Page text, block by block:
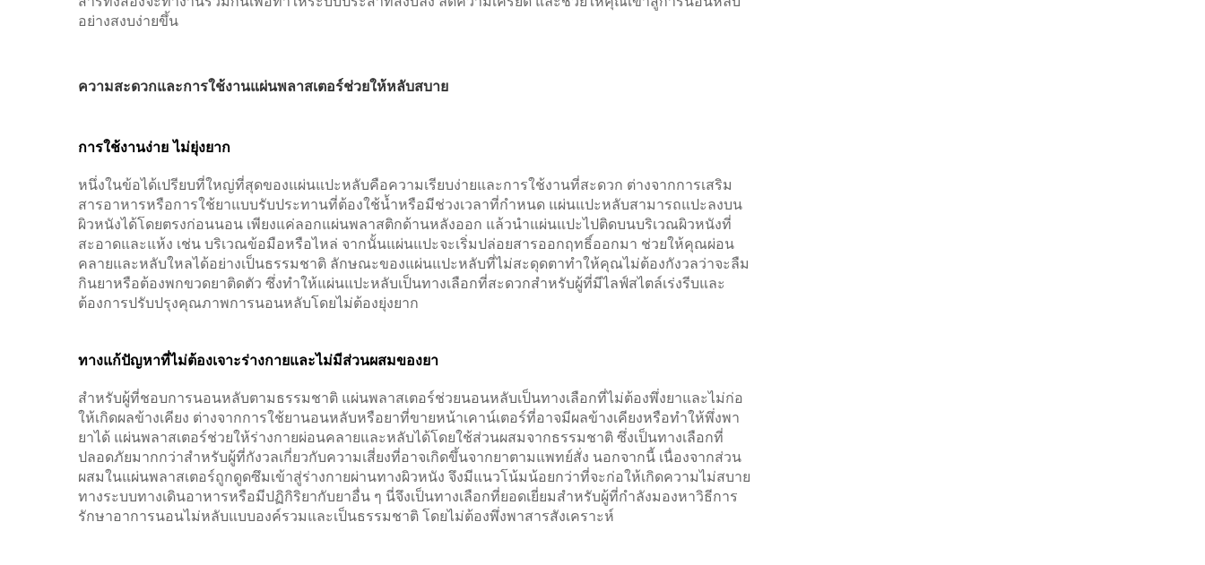
อย่างสงบง่ายขึ้น
ความสะดวกและการใช้งานแผ่นพลาสเตอร์ช่วยให้หลับสบาย
การใช้งานง่าย ไม่ยุ่งยาก
หนึ่งในข้อได้เปรียบที่ใหญ่ที่สุดของแผ่นแปะหลับคือความเรียบง่ายและการใช้งานที่สะดวก ต่างจากการเสริม
สารอาหารหรือการใช้ยาแบบรับประทานที่ต้องใช้น้ำหรือมีช่วงเวลาที่กำหนด แผ่นแปะหลับสามารถแปะลงบน
ผิวหนังได้โดยตรงก่อนนอน เพียงแค่ลอกแผ่นพลาสติกด้านหลังออก แล้วนำแผ่นแปะไปติดบนบริเวณผิวหนังที่
สะอาดและแห้ง เช่น บริเวณข้อมือหรือไหล่ จากนั้นแผ่นแปะจะเริ่มปล่อยสารออกฤทธิ์ออกมา ช่วยให้คุณผ่อน
คลายและหลับใหลได้อย่างเป็นธรรมชาติ ลักษณะของแผ่นแปะหลับที่ไม่สะดุดตาทำให้คุณไม่ต้องกังวลว่าจะลืม
กินยาหรือต้องพกขวดยาติดตัว ซึ่งทำให้แผ่นแปะหลับเป็นทางเลือกที่สะดวกสำหรับผู้ที่มีไลฟ์สไตล์เร่งรีบและ
ต้องการปรับปรุงคุณภาพการนอนหลับโดยไม่ต้องยุ่งยาก
ทางแก้ปัญหาที่ไม่ต้องเจาะร่างกายและไม่มีส่วนผสมของยา
สำหรับผู้ที่ชอบการนอนหลับตามธรรมชาติ แผ่นพลาสเตอร์ช่วยนอนหลับเป็นทางเลือกที่ไม่ต้องพึ่งยาและไม่ก่อ
ให้เกิดผลข้างเคียง ต่างจากการใช้ยานอนหลับหรือยาที่ขายหน้าเคาน์เตอร์ที่อาจมีผลข้างเคียงหรือทำให้พึ่งพา
ยาได้ แผ่นพลาสเตอร์ช่วยให้ร่างกายผ่อนคลายและหลับได้โดยใช้ส่วนผสมจากธรรมชาติ ซึ่งเป็นทางเลือกที่
ปลอดภัยมากกว่าสำหรับผู้ที่กังวลเกี่ยวกับความเสี่ยงที่อาจเกิดขึ้นจากยาตามแพทย์สั่ง นอกจากนี้ เนื่องจากส่วน
ผสมในแผ่นพลาสเตอร์ถูกดูดซึมเข้าสู่ร่างกายผ่านทางผิวหนัง จึงมีแนวโน้มน้อยกว่าที่จะก่อให้เกิดความไม่สบาย
ทางระบบทางเดินอาหารหรือมีปฏิกิริยากับยาอื่น ๆ นี่จึงเป็นทางเลือกที่ยอดเยี่ยมสำหรับผู้ที่กำลังมองหาวิธีการ
รักษาอาการนอนไม่หลับแบบองค์รวมและเป็นธรรมชาติ โดยไม่ต้องพึ่งพาสารสังเคราะห์